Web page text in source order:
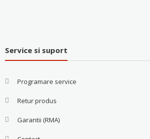
Service si suport
Programare service
Retur produs
Garantii (RMA)